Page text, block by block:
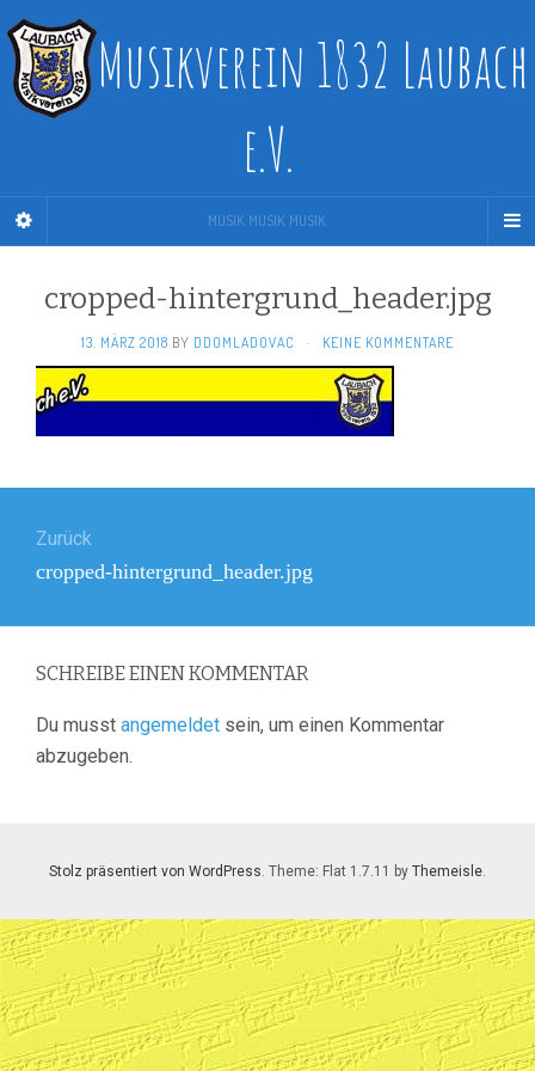
Musikverein 1832 Laubach
e.V.
MUSIK. MUSIK. MUSIK.
cropped-hintergrund_header.jpg
13. MÄRZ 2018 BY DDOMLADOVAC · KEINE KOMMENTARE
Zurück
Vorheriger
cropped-hintergrund_header.jpg
SCHREIBE EINEN KOMMENTAR
Du musst angemeldet sein, um einen Kommentar
abzugeben.
Stolz präsentiert von WordPress. Theme: Flat 1.7.11 by Themeisle.